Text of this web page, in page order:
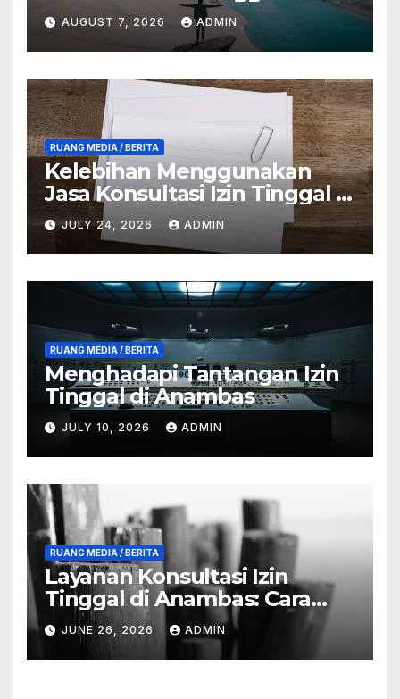
Anambas
AUGUST 7, 2026 ADMIN
RUANG MEDIA / BERITA
Kelebihan Menggunakan
Jasa Konsultasi Izin Tinggal di
Anambas
JULY 24, 2026 ADMIN
RUANG MEDIA / BERITA
Menghadapi Tantangan Izin
Tinggal di Anambas
JULY 10, 2026 ADMIN
RUANG MEDIA / BERITA
Layanan Konsultasi Izin
Tinggal di Anambas: Cara
dan Manfaat
JUNE 26, 2026 ADMIN